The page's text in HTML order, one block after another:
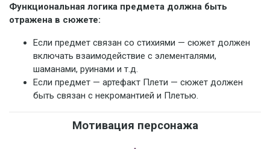
Функциональная логика предмета должна быть
отражена в сюжете:
Если предмет связан со стихиями — сюжет должен
включать взаимодействие с элементалями,
шаманами, руинами и т.д.
Если предмет — артефакт Плети — сюжет должен
быть связан с некромантией и Плетью.
Мотивация персонажа